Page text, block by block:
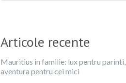
Articole recente
Mauritius in familie: lux pentru parinti,
aventura pentru cei mici